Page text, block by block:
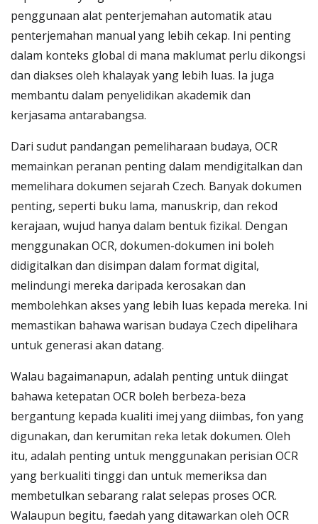
penggunaan alat penterjemahan automatik atau
penterjemahan manual yang lebih cekap. Ini penting
dalam konteks global di mana maklumat perlu dikongsi
dan diakses oleh khalayak yang lebih luas. Ia juga
membantu dalam penyelidikan akademik dan
kerjasama antarabangsa.
Dari sudut pandangan pemeliharaan budaya, OCR
memainkan peranan penting dalam mendigitalkan dan
memelihara dokumen sejarah Czech. Banyak dokumen
penting, seperti buku lama, manuskrip, dan rekod
kerajaan, wujud hanya dalam bentuk fizikal. Dengan
menggunakan OCR, dokumen-dokumen ini boleh
didigitalkan dan disimpan dalam format digital,
melindungi mereka daripada kerosakan dan
membolehkan akses yang lebih luas kepada mereka. Ini
memastikan bahawa warisan budaya Czech dipelihara
untuk generasi akan datang.
Walau bagaimanapun, adalah penting untuk diingat
bahawa ketepatan OCR boleh berbeza-beza
bergantung kepada kualiti imej yang diimbas, fon yang
digunakan, dan kerumitan reka letak dokumen. Oleh
itu, adalah penting untuk menggunakan perisian OCR
yang berkualiti tinggi dan untuk memeriksa dan
membetulkan sebarang ralat selepas proses OCR.
Walaupun begitu, faedah yang ditawarkan oleh OCR